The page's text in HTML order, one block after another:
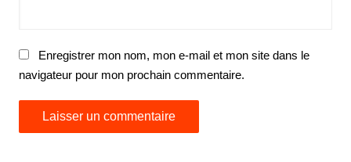
Enregistrer mon nom, mon e-mail et mon site dans le
navigateur pour mon prochain commentaire.